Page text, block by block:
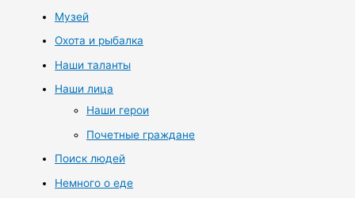
Музей
Охота и рыбалка
Наши таланты
Наши лица
Наши герои
Почетные граждане
Поиск людей
Немного о еде